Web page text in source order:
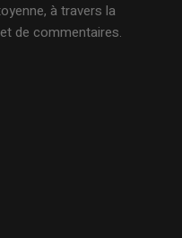
à travers la
de commentaires.